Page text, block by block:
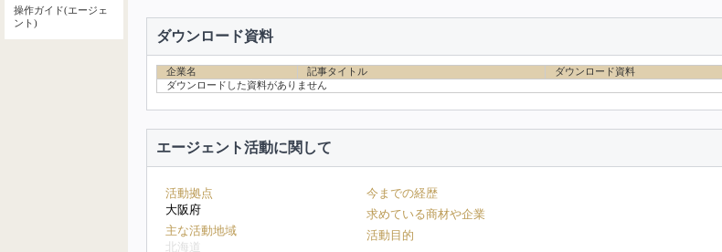
操作ガイド(エージェ
ント)
ダウンロード資料
企業名 記事タイトル
ダウンロード資料
ダウンロードした資料がありません
エージェント活動に関して
活動拠点
大阪府
主な活動地域
北海道
今までの経歴
求めている商材や企業
活動目的